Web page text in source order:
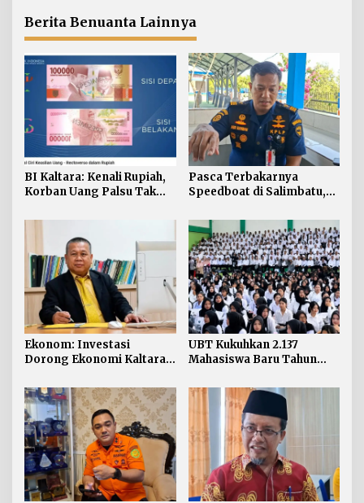
Berita Benuanta Lainnya
BI Kaltara: Kenali Rupiah,
Korban Uang Palsu Tak
Pasca Terbakarnya
Speedboat di Salimbatu,
Pengawasan dan Edukasi
Awak Kapal
Ekonom: Investasi
Dorong Ekonomi Kaltara,
Diabaikan
UBT Kukuhkan 2.137
Mahasiswa Baru Tahun